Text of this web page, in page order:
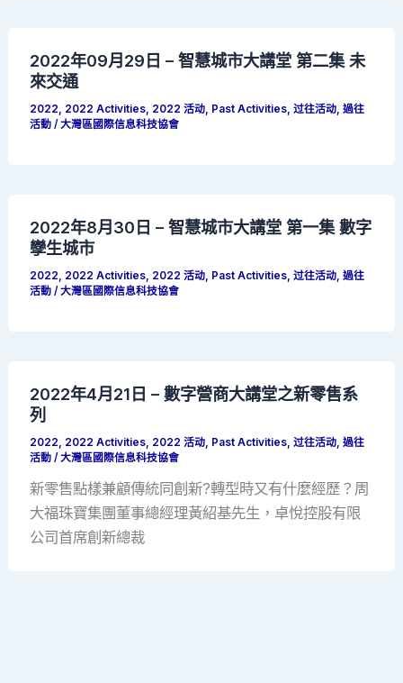
2022年09月29日 – 智慧城市大講堂 第二集 未
來交通
2022, 2022 Activities, 2022 活动, Past Activities,过往活动,過往
活動 /大灣區國際信息科技協會
2022年8月30日 – 智慧城市大講堂 第一集 數字
孿生城市
2022, 2022 Activities, 2022 活动, Past Activities,过往活动,過往
活動 /大灣區國際信息科技協會
2022年4月21日 – 數字營商大講堂之新零售系
列
2022 2022 Activities 2022 活动 Past Activities ,过往活动 ,過往
活動 /大灣區國際信息科技協會
新零售點樣兼顧傳統同創新?轉型時又有什麼經歷？周
大福珠寶集團董事總經理黃紹基先生，卓悅控股有限
公司首席創新總裁